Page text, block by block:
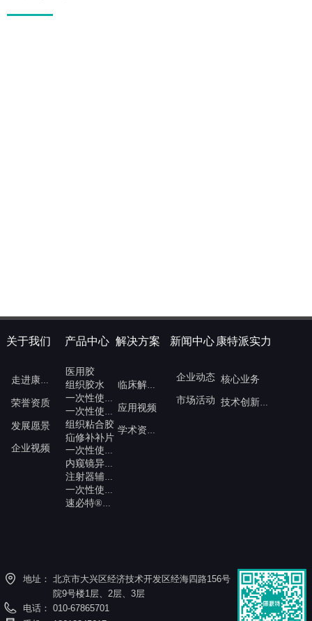
关于我们
走进康派特
荣誉资质
发展愿景
企业视频
产品中心
医用胶
组织胶水
一次性使用内镜注射针
组织粘合胶
疝修补补片
一次性使用高频切开刀
内窥镜异物钳
注射器辅助推进枪
一次性使用内窥镜喷洒装置
速必特®一次性可吸收钉皮内吻合器
解决方案
临床解决方案
应用视频
学术资源中心
新闻中心
企业动态
市场活动
核心业务
技术创新与发展
康特派实力
地址： 北京市大兴区经济技术开发区经海四路156号
院9号楼1层、2层、3层
电话： 010-67865701